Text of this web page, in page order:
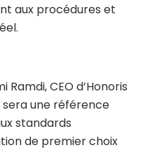
aux procédures et
CEO d’Honoris
sera une référence
standards
de premier choix